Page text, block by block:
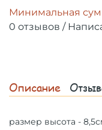
Минимальная
0 отзывов /
Описание
размер высота -